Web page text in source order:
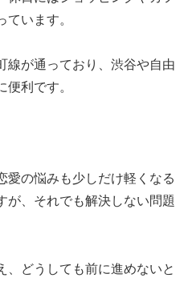
ています。
線が通っており、渋谷や自由
利です。
愛の悩みも少しだけ軽くなる
が、それでも解決しない問題
、どうしても前に進めないと